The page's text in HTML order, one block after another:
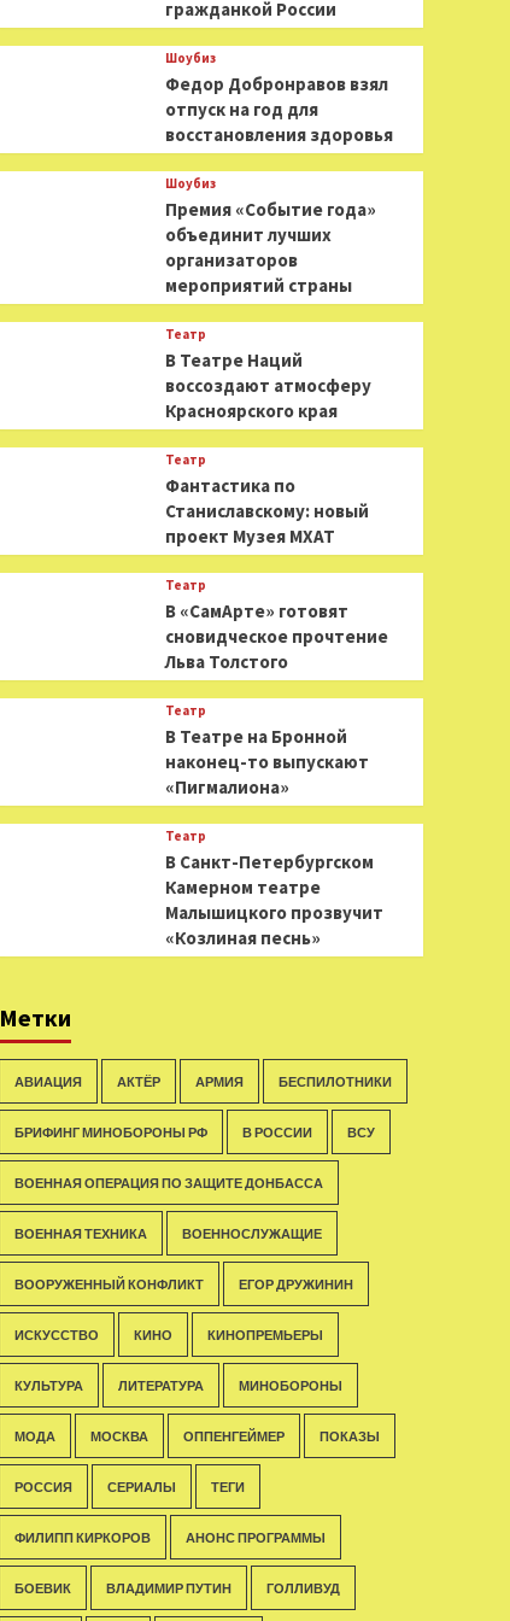
гражданкой России
Шоубиз
Федор Добронравов взял
отпуск на год для
восстановления здоровья
Шоубиз
Премия «Событие года»
объединит лучших
организаторов
мероприятий страны
Театр
В Театре Наций
воссоздают атмосферу
Красноярского края
Театр
Фантастика по
Станиславскому: новый
проект Музея МХАТ
Театр
В «СамАрте» готовят
сновидческое прочтение
Льва Толстого
Театр
В Театре на Бронной
наконец-то выпускают
«Пигмалиона»
Театр
В Санкт-Петербургском
Камерном театре
Малышицкого прозвучит
«Козлиная песнь»
Метки
АВИАЦИЯ АКТЁР АРМИЯ БЕСПИЛОТНИКИ
БРИФИНГ МИНОБОРОНЫ РФ В РОССИИ ВСУ
ВОЕННАЯ ОПЕРАЦИЯ ПО ЗАЩИТЕ ДОНБАССА
ВОЕННАЯ ТЕХНИКА ВОЕННОСЛУЖАЩИЕ
ВООРУЖЕННЫЙ КОНФЛИКТ ЕГОР ДРУЖИНИН
ИСКУССТВО КИНО КИНОПРЕМЬЕРЫ
КУЛЬТУРА ЛИТЕРАТУРА МИНОБОРОНЫ
МОДА МОСКВА ОППЕНГЕЙМЕР ПОКАЗЫ
РОССИЯ СЕРИАЛЫ ТЕГИ
ФИЛИПП КИРКОРОВ АНОНС ПРОГРАММЫ
БОЕВИК ВЛАДИМИР ПУТИН ГОЛЛИВУД